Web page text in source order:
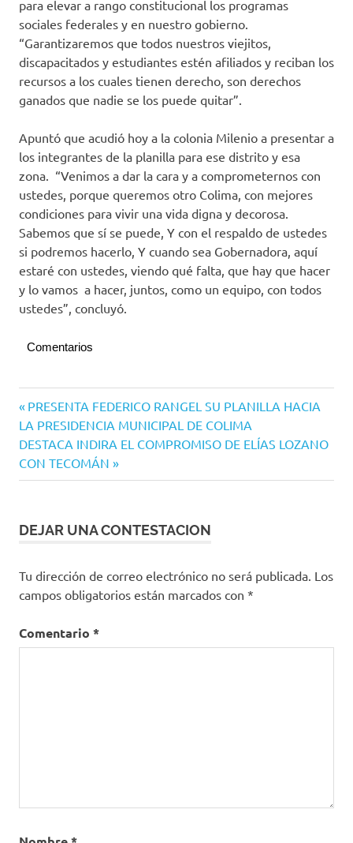
para elevar a rango constitucional los programas
sociales federales y en nuestro gobierno.
“Garantizaremos que todos nuestros viejitos,
discapacitados y estudiantes estén afiliados y reciban los
recursos a los cuales tienen derecho, son derechos
ganados que nadie se los puede quitar”.
Apuntó que acudió hoy a la colonia Milenio a presentar a
los integrantes de la planilla para ese distrito y esa
zona. “Venimos a dar la cara y a comprometernos con
ustedes, porque queremos otro Colima, con mejores
condiciones para vivir una vida digna y decorosa.
Sabemos que sí se puede, Y con el respaldo de ustedes
si podremos hacerlo, Y cuando sea Gobernadora, aquí
estaré con ustedes, viendo qué falta, que hay que hacer
y lo vamos a hacer, juntos, como un equipo, con todos
ustedes”, concluyó.
Comentarios
2021
FxM
Navegación
de
entradas
Entrada
anterior:
PRESENTA FEDERICO RANGEL SU PLANILLA HACIA
LA PRESIDENCIA MUNICIPAL DE COLIMA
Siguiente
entrada:
DESTACA INDIRA EL COMPROMISO DE ELÍAS LOZANO
CON TECOMÁN
DEJAR UNA CONTESTACION
Tu dirección de correo electrónico no será publicada. Los
campos obligatorios están marcados con *
Comentario *